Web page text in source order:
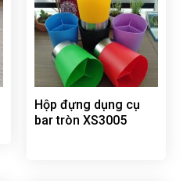
Hộp đựng dụng cụ
bar tròn XS3005